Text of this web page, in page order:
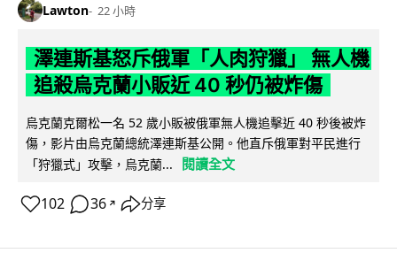
Lawton 22 小時
澤連斯基怒斥俄軍「人肉狩獵」 無人機
追殺烏克蘭小販近 40 秒仍被炸傷
烏克蘭克爾松一名 52 歲小販被俄軍無人機追擊近 40 秒後被炸
傷，影片由烏克蘭總統澤連斯基公開。他直斥俄軍對平民進行
「狩獵式」攻擊，烏克蘭...
閱讀全文
102 36 ↗ 分享